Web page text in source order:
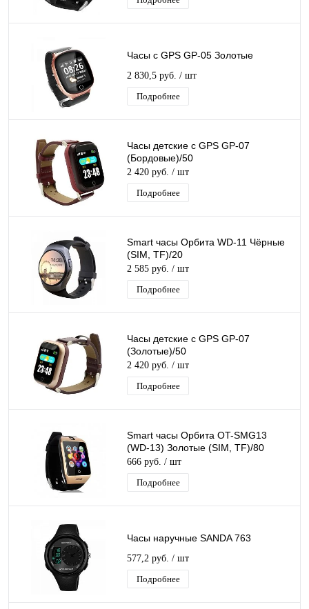
Часы с GPS GP-05 Золотые
2 830,5 руб. / шт
Подробнее
Часы детские с GPS GP-07
(Бордовые)/50
2 420 руб. / шт
Подробнее
Smart часы Орбита WD-11 Чёрные
(SIM, TF)/20
2 585 руб. / шт
Подробнее
Часы детские с GPS GP-07
(Золотые)/50
2 420 руб. / шт
Подробнее
Smart часы Орбита OT-SMG13
(WD-13) Золотые (SIM, TF)/80
666 руб. / шт
Подробнее
Часы наручные SANDA 763
577,2 руб. / шт
Подробнее